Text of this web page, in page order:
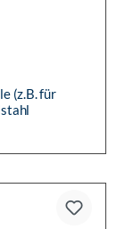
(z.B. für